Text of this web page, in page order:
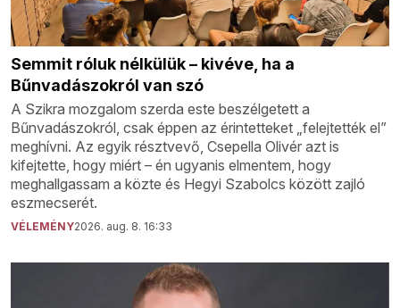
Semmit róluk nélkülük – kivéve, ha a
Bűnvadászokról van szó
A Szikra mozgalom szerda este beszélgetett a
Bűnvadászokról, csak éppen az érintetteket „felejtették el”
meghívni. Az egyik résztvevő, Csepella Olivér azt is
kifejtette, hogy miért – én ugyanis elmentem, hogy
meghallgassam a közte és Hegyi Szabolcs között zajló
eszmecserét.
VÉLEMÉNY2026. aug. 8. 16:33